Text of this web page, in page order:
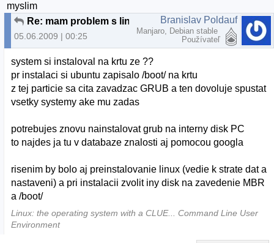
myslim
Re: mam problem s linux boot
05.06.2009 | 00:25
Branislav Poldauf
Manjaro, Debian stable
Používateľ
system si instaloval na krtu ze ??
pr instalaci si ubuntu zapisalo /boot/ na krtu
z tej particie sa cita zavadzac GRUB a ten dovoluje spustat
vsetky systemy ake mu zadas
potrebujes znovu nainstalovat grub na interny disk PC
to najdes ja tu v databaze znalosti aj pomocou googla
risenim by bolo aj preinstalovanie linux (vedie k strate dat a
nastaveni) a pri instalacii zvolit iny disk na zavedenie MBR
a /boot/
Linux: the operating system with a CLUE... Command Line User
Environment